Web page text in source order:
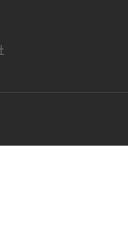
占い